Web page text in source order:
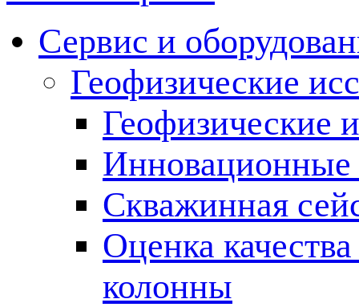
Сервис и
Геофизические
Геофизические
Инновационные
Скважинная
Оценка
колонны